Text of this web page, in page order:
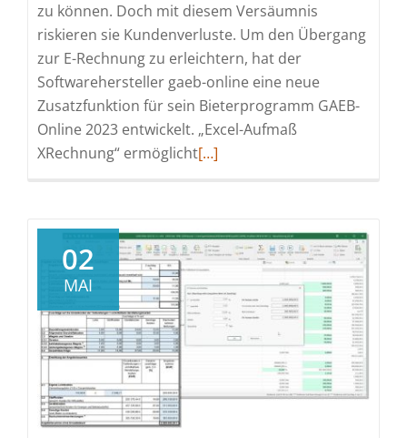
zu können. Doch mit diesem Versäumnis
riskieren sie Kundenverluste. Um den Übergang
zur E-Rechnung zu erleichtern, hat der
Softwarehersteller gaeb-online eine neue
Zusatzfunktion für sein Bieterprogramm GAEB-
Online 2023 entwickelt. „Excel-Aufmaß
XRechnung“ ermöglichtRead
So
gelingt
mit
GAEB-
Online
[…]
02
MAI